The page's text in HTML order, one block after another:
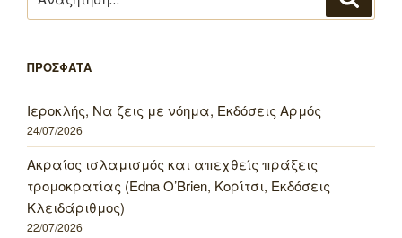
για:
ΠΡΟΣΦΑΤΑ
Ιεροκλής, Να ζεις με νόημα, Εκδόσεις Αρμός
24/07/2026
Ακραίος ισλαμισμός και απεχθείς πράξεις
τρομοκρατίας (Edna O’Brien, Κορίτσι, Εκδόσεις
Κλειδάριθμος)
22/07/2026